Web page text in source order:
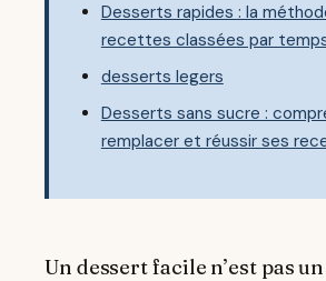
Desserts rapides : la
recettes classées par
desserts legers
Desserts sans sucre :
remplacer et réussir ses
Un dessert facile n’est pas